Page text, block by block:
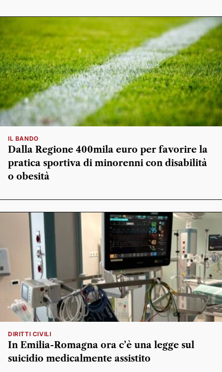
IL BANDO
Dalla Regione 400mila euro per favorire la
pratica sportiva di minorenni con disabilità
o obesità
DIRITTI CIVILI
In Emilia-Romagna ora c’è una legge sul
suicidio medicalmente assistito